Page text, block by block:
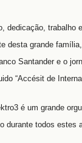
dedicação, trabalho
desta grande
Santander e o
“Accésit de
é um grande
durante todos estes